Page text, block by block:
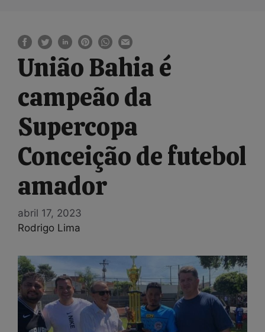
União Bahia é
campeão da
Supercopa
Conceição de futebol
amador
abril 17, 2023
Rodrigo Lima